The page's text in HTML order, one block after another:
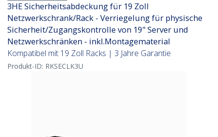
3HE Sicherheitsabdeckung für 19 Zoll
Netzwerkschrank/Rack - Verriegelung für physische
Sicherheit/Zugangskontrolle von 19" Server und
Netzwerkschränken - inkl.Montagematerial
Kompatibel mit 19 Zoll Racks | 3 Jahre Garantie
Produkt-ID: RKSECLK3U